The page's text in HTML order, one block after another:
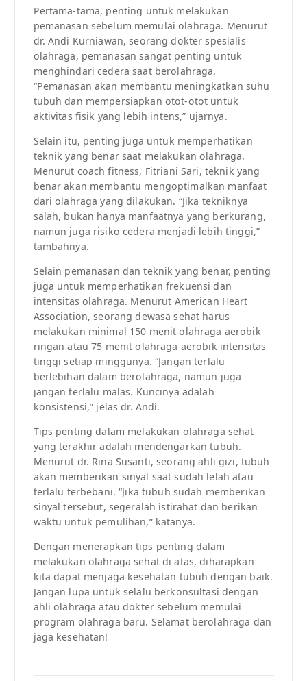
Pertama-tama, penting untuk melakukan
pemanasan sebelum memulai olahraga. Menurut
dr. Andi Kurniawan, seorang dokter spesialis
olahraga, pemanasan sangat penting untuk
menghindari cedera saat berolahraga.
“Pemanasan akan membantu meningkatkan suhu
tubuh dan mempersiapkan otot-otot untuk
aktivitas fisik yang lebih intens,” ujarnya.
Selain itu, penting juga untuk memperhatikan
teknik yang benar saat melakukan olahraga.
Menurut coach fitness, Fitriani Sari, teknik yang
benar akan membantu mengoptimalkan manfaat
dari olahraga yang dilakukan. “Jika tekniknya
salah, bukan hanya manfaatnya yang berkurang,
namun juga risiko cedera menjadi lebih tinggi,”
tambahnya.
Selain pemanasan dan teknik yang benar, penting
juga untuk memperhatikan frekuensi dan
intensitas olahraga. Menurut American Heart
Association, seorang dewasa sehat harus
melakukan minimal 150 menit olahraga aerobik
ringan atau 75 menit olahraga aerobik intensitas
tinggi setiap minggunya. “Jangan terlalu
berlebihan dalam berolahraga, namun juga
jangan terlalu malas. Kuncinya adalah
konsistensi,” jelas dr. Andi.
Tips penting dalam melakukan olahraga sehat
yang terakhir adalah mendengarkan tubuh.
Menurut dr. Rina Susanti, seorang ahli gizi, tubuh
akan memberikan sinyal saat sudah lelah atau
terlalu terbebani. “Jika tubuh sudah memberikan
sinyal tersebut, segeralah istirahat dan berikan
waktu untuk pemulihan,” katanya.
Dengan menerapkan tips penting dalam
melakukan olahraga sehat di atas, diharapkan
kita dapat menjaga kesehatan tubuh dengan baik.
Jangan lupa untuk selalu berkonsultasi dengan
ahli olahraga atau dokter sebelum memulai
program olahraga baru. Selamat berolahraga dan
jaga kesehatan!